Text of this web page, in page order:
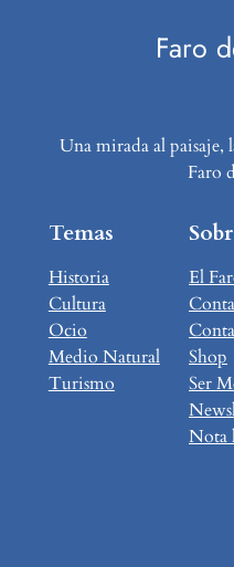
Faro
Una mirada al
Faro
Temas
Historia
Cultura
Ocio
Medio Natural
Turismo
El
Shop
Ser
Nota